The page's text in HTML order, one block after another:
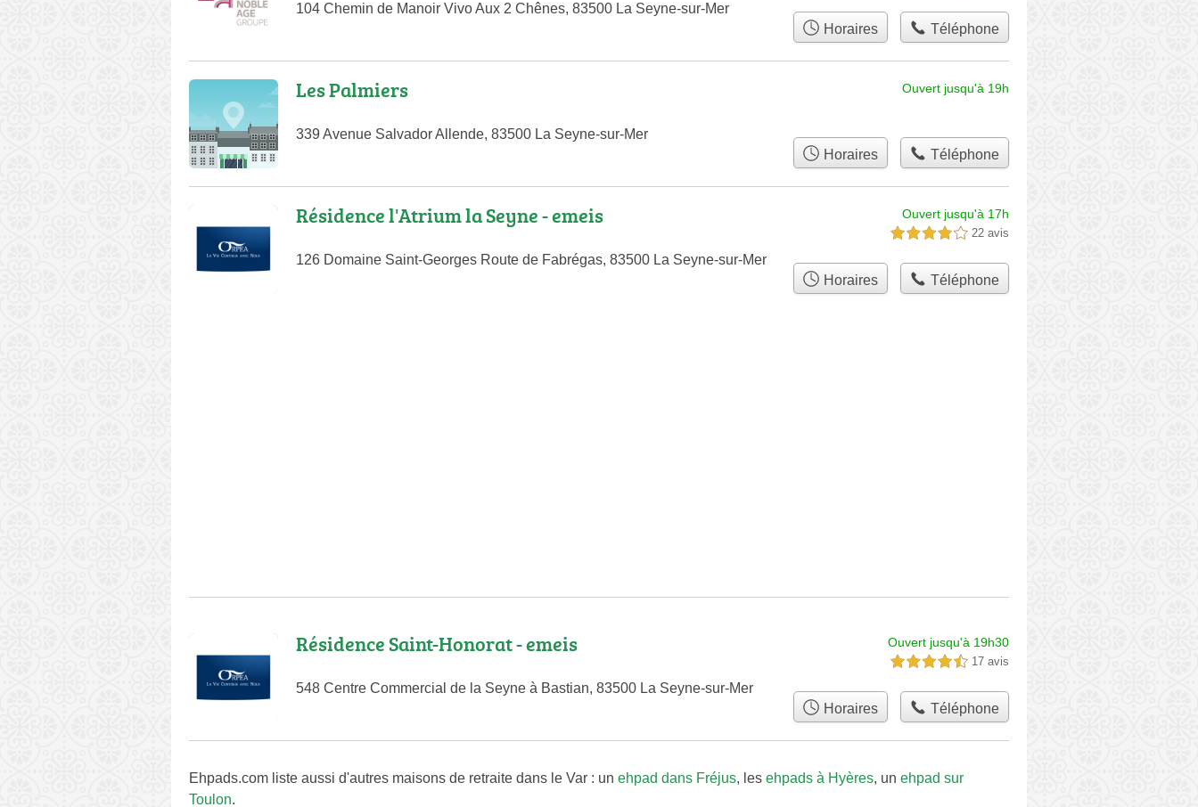
104 Chemin de Manoir Vivo Aux 2 Chênes, 83500 La Seyne-sur-Mer
Horaires Téléphone
Les Palmiers
339 Avenue Salvador Allende, 83500 La Seyne-sur-Mer
Ouvert jusqu'à 19h
Horaires Téléphone
Résidence l'Atrium la Seyne - emeis
126 Domaine Saint-Georges Route de Fabrégas, 83500 La Seyne-sur-Mer
Ouvert jusqu'à 17h
4,0 étoiles sur 5 22 avis
Horaires Téléphone
Résidence Saint-Honorat - emeis
548 Centre Commercial de la Seyne à Bastian, 83500 La Seyne-sur-Mer
Ouvert jusqu'à 19h30
4,5 étoiles sur 5 17 avis
Horaires Téléphone
Ehpads.com liste aussi d'autres maisons de retraite dans le Var : un ehpad dans Fréjus, les ehpads à Hyères, un ehpad sur
Toulon.